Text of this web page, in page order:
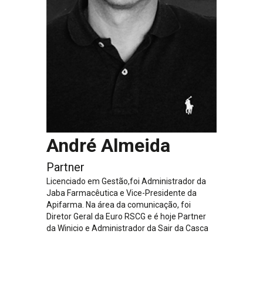
André Almeida
Partner
Licenciado em Gestão,foi Administrador da
Jaba Farmacêutica e Vice-Presidente da
Apifarma. Na área da comunicação, foi
Diretor Geral da Euro RSCG e é hoje Partner
da Winicio e Administrador da Sair da Casca